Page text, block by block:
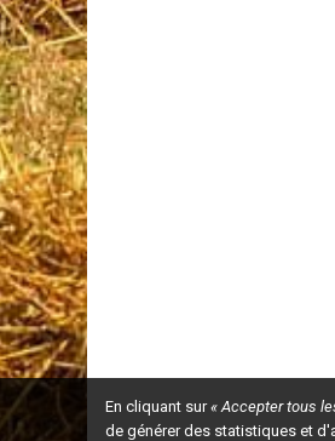
En cliquant sur« Accepter tous
de générer des statistiques et